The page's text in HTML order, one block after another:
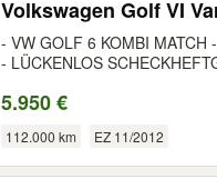
Volkswagen Golf VI
- VW GOLF 6 KOMBI MATCH
- LÜCKENLOS
5.950 €
112.000 km EZ 11/2012